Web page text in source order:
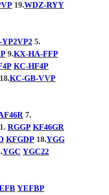
19.WDZ-RYY
5.
9.KX-HA-FFP
KC-HF4P
18.KC-GB-VVP
7.
RGGP KF46GR
KFGDP 18.YGG
YGC YGC22
YEFBP